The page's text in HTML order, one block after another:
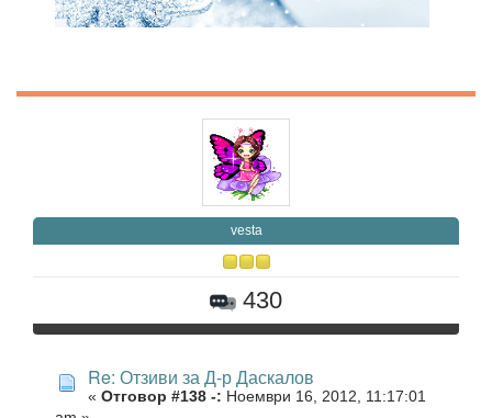
vesta
430
Re: Отзиви за Д-р Даскалов
« Отговор #138 -: Ноември 16, 2012, 11:17:01